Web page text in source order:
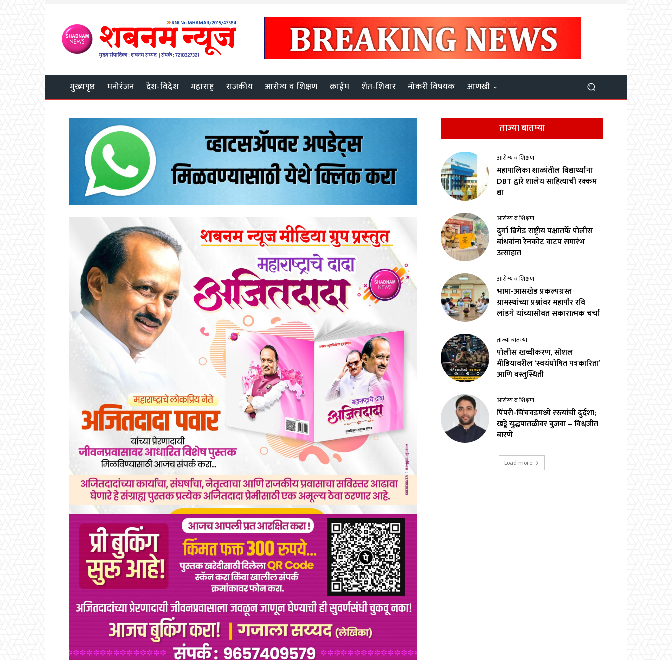
मुख्यपृष्ठ मनोरंजन देश-विदेश महाराष्ट्र राजकीय आरोग्य व शिक्षण क्राईम शेत-शिवार नोकरी विषयक आणखी
ताज्या बातम्या
आरोग्य व शिक्षण
महापालिका शाळांतील विद्यार्थ्यांना
DBT द्वारे शालेय साहित्याची रक्कम
द्या
आरोग्य व शिक्षण
दुर्गा ब्रिगेड राष्ट्रीय पक्षातर्फे पोलीस
बांधवांना रेनकोट वाटप समारंभ
उत्साहात
आरोग्य व शिक्षण
भामा-आसखेड प्रकल्पग्रस्त
ग्रामस्थांच्या प्रश्नांवर महापौर रवि
लांडगे यांच्यासोबत सकारात्मक चर्चा
ताज्या बातम्या
पोलीस खच्चीकरण, सोशल
मीडियावरील ‘स्वयंघोषित पत्रकारिता’
आणि वस्तुस्थिती
आरोग्य व शिक्षण
पिंपरी-चिंचवडमध्ये रस्त्यांची दुर्दशा;
खड्डे युद्धपातळीवर बुजवा – विश्वजीत
बारणे
Load more